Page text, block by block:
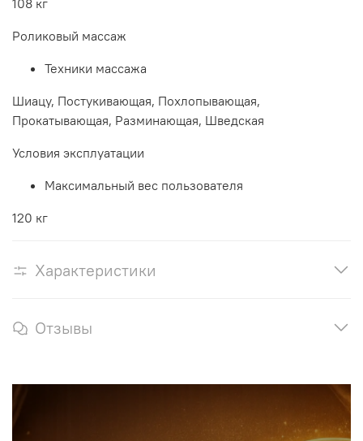
Роликовый массаж
Техники массажа
Шиацу, Постукивающая, Похлопывающая,
Прокатывающая, Разминающая, Шведская
Условия эксплуатации
Максимальный вес пользователя
120 кг
Характеристики
Отзывы